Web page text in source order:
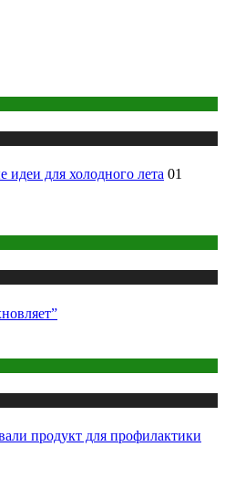
для холодного лета 01
продукт для профилактики